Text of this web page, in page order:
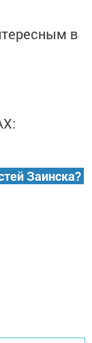
в
Заинска?